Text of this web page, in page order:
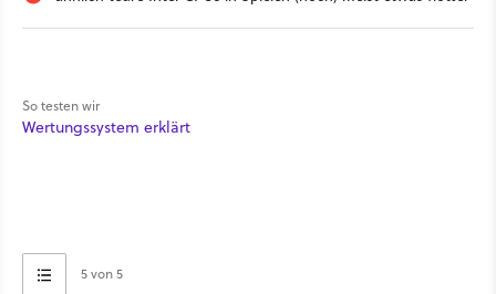
So testen wir
Wertungssystem erklärt
5 von 5